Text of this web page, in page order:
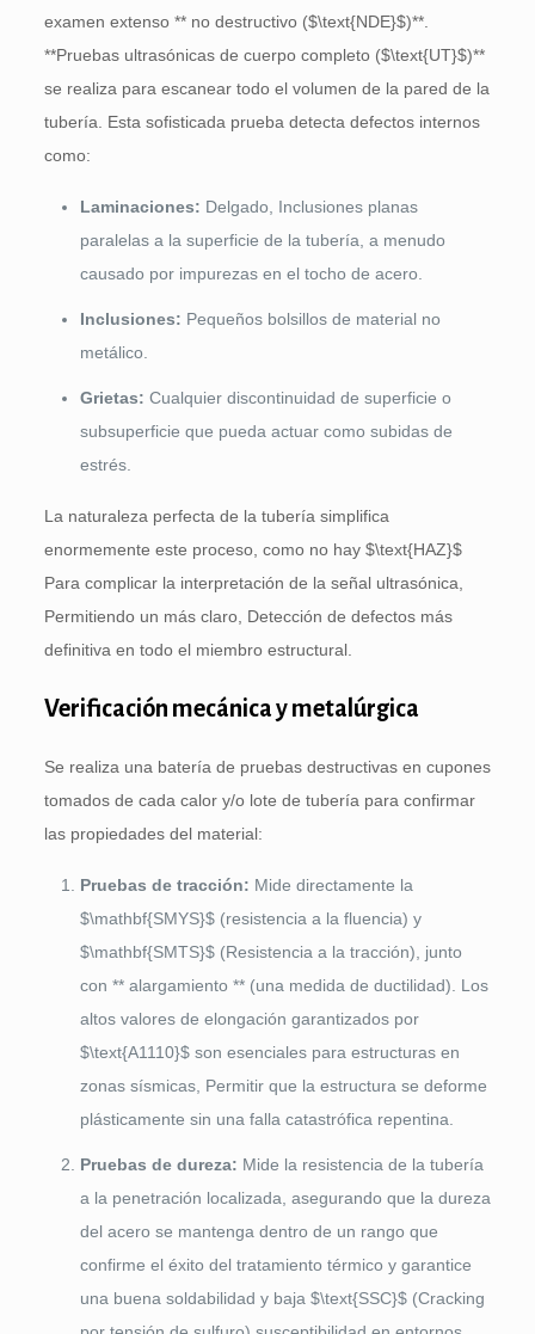
examen extenso ** no destructivo ($\text{NDE}$)**.
**Pruebas ultrasónicas de cuerpo completo ($\text{UT}$)**
se realiza para escanear todo el volumen de la pared de la
tubería. Esta sofisticada prueba detecta defectos internos
como:
Laminaciones: Delgado, Inclusiones planas
paralelas a la superficie de la tubería, a menudo
causado por impurezas en el tocho de acero.
Inclusiones: Pequeños bolsillos de material no
metálico.
Grietas: Cualquier discontinuidad de superficie o
subsuperficie que pueda actuar como subidas de
estrés.
La naturaleza perfecta de la tubería simplifica
enormemente este proceso, como no hay $\text{HAZ}$
Para complicar la interpretación de la señal ultrasónica,
Permitiendo un más claro, Detección de defectos más
definitiva en todo el miembro estructural.
Verificación mecánica y metalúrgica
Se realiza una batería de pruebas destructivas en cupones
tomados de cada calor y/o lote de tubería para confirmar
las propiedades del material:
Pruebas de tracción: Mide directamente la
$\mathbf{SMYS}$(resistencia a la fluencia) y
$\mathbf{SMTS}$(Resistencia a la tracción), junto
con ** alargamiento ** (una medida de ductilidad). Los
altos valores de elongación garantizados por
$\text{A1110}$son esenciales para estructuras en
zonas sísmicas, Permitir que la estructura se deforme
plásticamente sin una falla catastrófica repentina.
Pruebas de dureza: Mide la resistencia de la tubería
a la penetración localizada, asegurando que la dureza
del acero se mantenga dentro de un rango que
confirme el éxito del tratamiento térmico y garantice
una buena soldabilidad y baja $\text{SSC}$(Cracking